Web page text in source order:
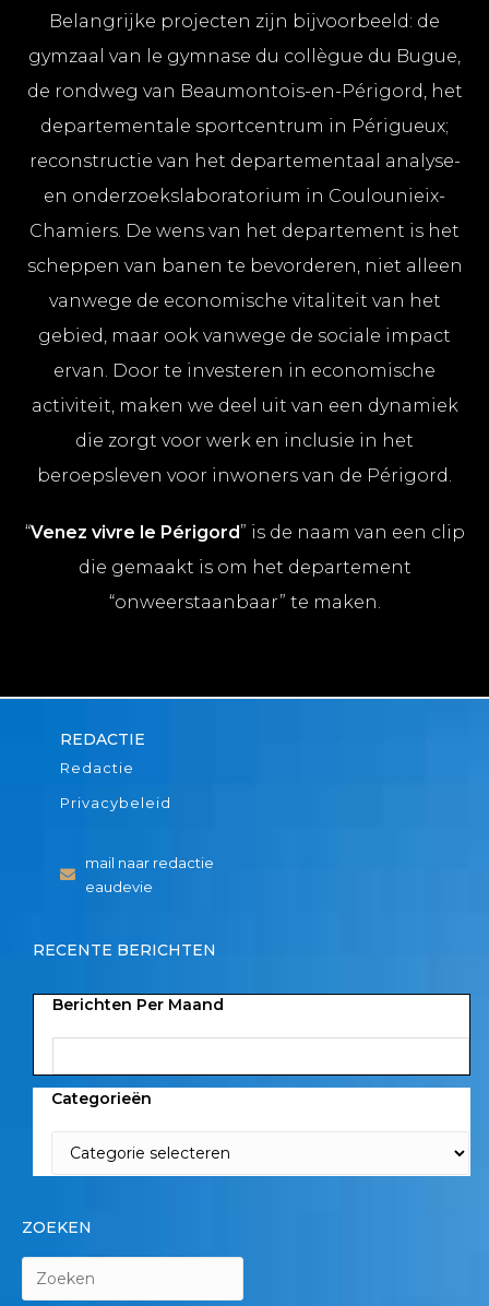
Belangrijke projecten zijn bijvoorbeeld: de
gymzaal van le gymnase du collègue du Bugue,
de rondweg van Beaumontois-en-Périgord, het
departementale sportcentrum in Périgueux;
reconstructie van het departementaal analyse-
en onderzoekslaboratorium in Coulounieix-
Chamiers. De wens van het departement is het
scheppen van banen te bevorderen, niet alleen
vanwege de economische vitaliteit van het
gebied, maar ook vanwege de sociale impact
ervan. Door te investeren in economische
activiteit, maken we deel uit van een dynamiek
die zorgt voor werk en inclusie in het
beroepsleven voor inwoners van de Périgord.
“Venez vivre le Périgord ” is de naam van een clip
die gemaakt is om het departement
“onweerstaanbaar” te maken.
REDACTIE
Redactie
Privacybeleid
mail naar redactie
eaudevie
RECENTE BERICHTEN
Berichten Per Maand
Categorieën
ZOEKEN